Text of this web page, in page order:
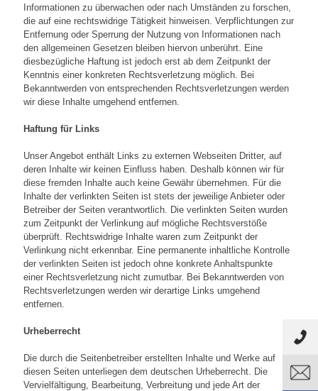
Informationen zu überwachen oder nach Umständen zu forschen,
die auf eine rechtswidrige Tätigkeit hinweisen. Verpflichtungen zur
Entfernung oder Sperrung der Nutzung von Informationen nach
den allgemeinen Gesetzen bleiben hiervon unberührt. Eine
diesbezügliche Haftung ist jedoch erst ab dem Zeitpunkt der
Kenntnis einer konkreten Rechtsverletzung möglich. Bei
Bekanntwerden von entsprechenden Rechtsverletzungen werden
wir diese Inhalte umgehend entfernen.
Haftung für Links
Unser Angebot enthält Links zu externen Webseiten Dritter, auf
deren Inhalte wir keinen Einfluss haben. Deshalb können wir für
diese fremden Inhalte auch keine Gewähr übernehmen. Für die
Inhalte der verlinkten Seiten ist stets der jeweilige Anbieter oder
Betreiber der Seiten verantwortlich. Die verlinkten Seiten wurden
zum Zeitpunkt der Verlinkung auf mögliche Rechtsverstöße
überprüft. Rechtswidrige Inhalte waren zum Zeitpunkt der
Verlinkung nicht erkennbar. Eine permanente inhaltliche Kontrolle
der verlinkten Seiten ist jedoch ohne konkrete Anhaltspunkte
einer Rechtsverletzung nicht zumutbar. Bei Bekanntwerden von
Rechtsverletzungen werden wir derartige Links umgehend
entfernen.
Urheberrecht
Die durch die Seitenbetreiber erstellten Inhalte und Werke auf
diesen Seiten unterliegen dem deutschen Urheberrecht. Die
Vervielfältigung, Bearbeitung, Verbreitung und jede Art der